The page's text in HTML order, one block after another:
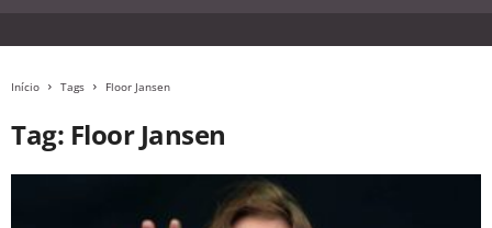
Início Tags Floor Jansen
Tag: Floor Jansen